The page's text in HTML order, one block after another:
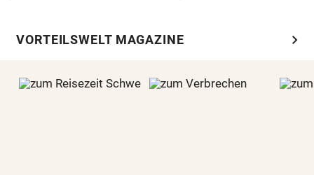
VORTEILSWELT MAGAZINE chevron_right